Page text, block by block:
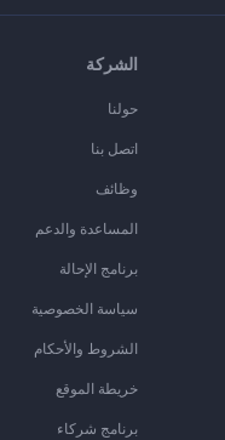
الشركة
حولنا
اتصل بنا
وظائف
المساعدة والدعم
برنامج الإحالة
سياسة الخصوصية
الشروط والأحكام
خريطة الموقع
برنامج شركاء